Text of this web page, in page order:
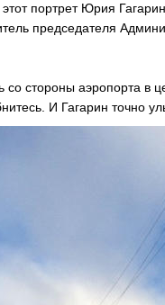
портрет Юрия
председателя
со стороны аэропорта
И Гагарин точно